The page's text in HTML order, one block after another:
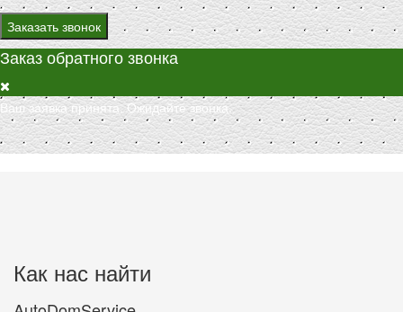
Заказать звонок
Заказ обратного звонка
Ваш заявка принята. Ожидайте звонка.
Как нас найти